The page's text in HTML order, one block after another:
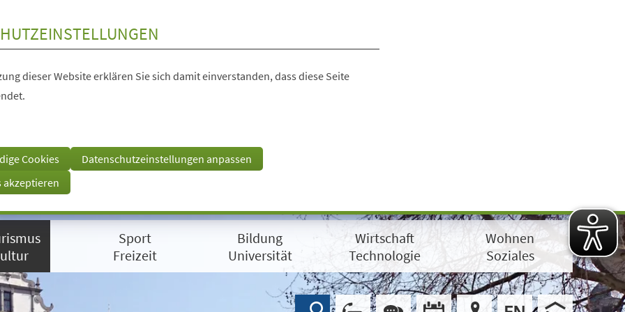
dieser Website erklären Sie sich damit einverstanden, dass diese Seite
Cookies
Datenschutzeinstellungen anpassen
akzeptieren
Sport
Freizeit
Bildung
Universität
Wirtschaft
Technologie
Wohnen
Soziales